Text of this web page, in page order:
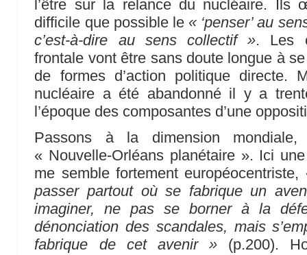
l’être sur la relance du nucléaire. Ils
difficile que possible le « ‘penser’ au
c’est-à-dire au sens collectif ». Les
frontale vont être sans doute longue à
de formes d’action politique directe.
nucléaire a été abandonné il y a
l’époque des composantes d’une
Passons à la dimension
« Nouvelle-Orléans planétaire ». Ici
me semble fortement européocentriste,
passer partout où se fabrique un
imaginer, ne pas se borner à la
dénonciation des scandales, mais
fabrique de cet avenir »(p.200).